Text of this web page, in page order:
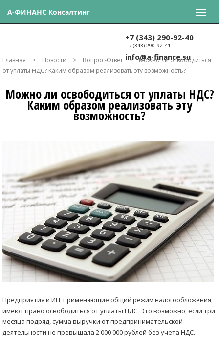
А-ФИНАНС Консалтинг
+7 (343) 290-92-40
+7 (343) 290-92-41
info@a-finance.su
Главная > Новости > Вопрос-Ответ > Можно ли освободиться
от уплаты НДС? Каким образом реализовать эту возможность?
Можно ли освободиться от уплаты НДС?
Каким образом реализовать эту
возможность?
Предприятия и ИП, применяющие общий режим налогообложения,
имеют право освободиться от уплаты НДС. Это возможно, если три
месяца подряд, сумма выручки от предпринимательской
деятельности не превышала 2 000 000 рублей без учета НДС.